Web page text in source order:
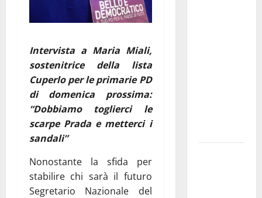
Intervista a Maria Miali,
sostenitrice della lista
Cuperlo per le primarie PD
di domenica prossima:
“Dobbiamo toglierci le
scarpe Prada e metterci i
sandali”
Nonostante la sfida per
stabilire chi sarà il futuro
Segretario Nazionale del